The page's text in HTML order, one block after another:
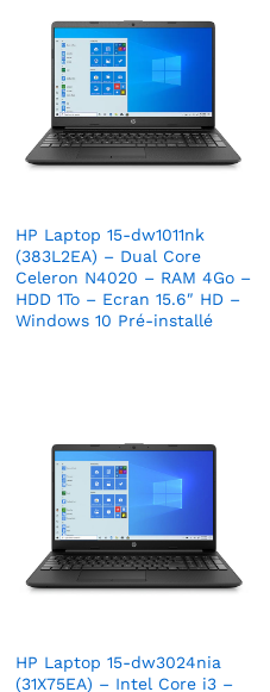
HP Laptop 15-dw1011nk
(383L2EA) – Dual Core
Celeron N4020 – RAM 4Go –
HDD 1To – Ecran 15.6″ HD –
Windows 10 Pré-installé
HP Laptop 15-dw3024nia
(31X75EA) – Intel Core i3 –